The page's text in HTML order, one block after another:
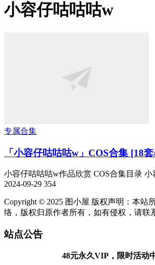
小容仔咕咕咕w
专属合集
「小容仔咕咕咕w」COS合集 [18
小容仔咕咕咕w作品欣赏 COS合集目录 小
2024-09-29 354
Copyright © 2025 图小屋 版权声明：本站
络，版权归原作者所有，如有侵权，请联
站点公告
48元永久VIP，限时活动